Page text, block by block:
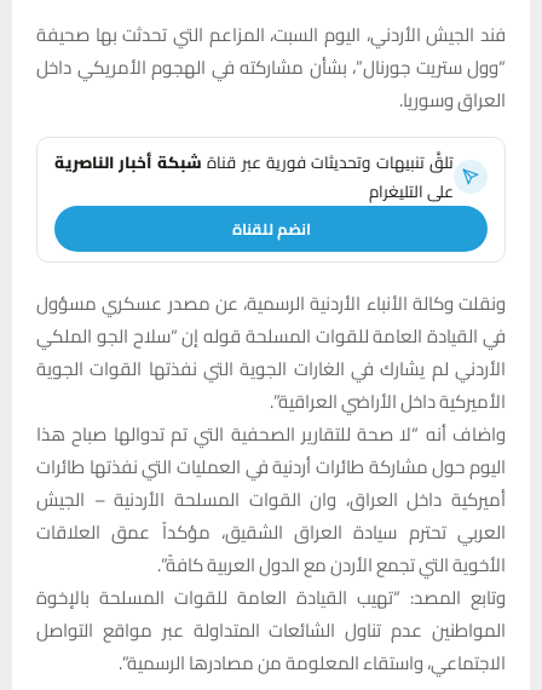
فند الجيش الأردني، اليوم السبت، المزاعم التي تحدثت بها صحيفة
“وول ستريت جورنال”، بشأن مشاركته في الهجوم الأمريكي داخل
العراق وسوريا.
تلقَّ تنبيهات وتحديثات فورية عبر قناةشبكة أخبار الناصرية
على التليغرام
انضم للقناة
ونقلت وكالة الأنباء الأردنية الرسمية، عن مصدر عسكري مسؤول
في القيادة العامة للقوات المسلحة قوله إن “سلاح الجو الملكي
الأردني لم يشارك في الغارات الجوية التي نفذتها القوات الجوية
الأميركية داخل الأراضي العراقية”.
واضاف أنه “لا صحة للتقارير الصحفية التي تم تدوالها صباح هذا
اليوم حول مشاركة طائرات أردنية في العمليات التي نفذتها طائرات
أميركية داخل العراق، وان القوات المسلحة الأردنية – الجيش
العربي تحترم سيادة العراق الشقيق، مؤكداً عمق العلاقات
الأخوية التي تجمع الأردن مع الدول العربية كافةً”.
وتابع المصد: “تهيب القيادة العامة للقوات المسلحة بالإخوة
المواطنين عدم تناول الشائعات المتداولة عبر مواقع التواصل
الاجتماعي، واستقاء المعلومة من مصادرها الرسمية”.